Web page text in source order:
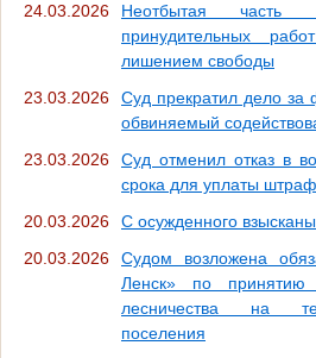
24.03.2026
Неотбытая
принудительных
лишением свободы
23.03.2026
Суд прекратил дело за
обвиняемый
23.03.2026
Суд отменил отказ в
срока для уплаты
20.03.2026
С осужденного
20.03.2026
Судом возложена
Ленск» по
лесничества на
поселения